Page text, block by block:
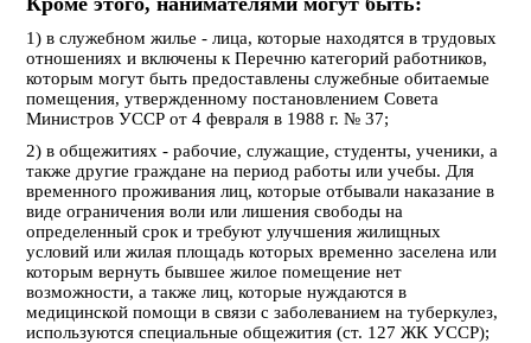
1) в служебном жилье - лица, которые находятся в трудовых
отношениях и включены к Перечню категорий работников,
которым могут быть предоставлены служебные обитаемые
помещения, утвержденному постановлением Совета
Министров УССР от 4 февраля в 1988 г. № 37;
2) в общежитиях - рабочие, служащие, студенты, ученики, а
также другие граждане на период работы или учебы. Для
временного проживания лиц, которые отбывали наказание в
виде ограничения воли или лишения свободы на
определенный срок и требуют улучшения жилищных
условий или жилая площадь которых временно заселена или
которым вернуть бывшее жилое помещение нет
возможности, а также лиц, которые нуждаются в
медицинской помощи в связи с заболеванием на туберкулез,
используются специальные общежития (ст. 127 ЖК УССР);